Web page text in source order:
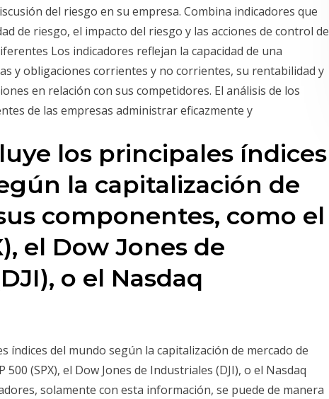
del riesgo en su empresa. Combina indicadores que
de riesgo, el impacto del riesgo y las acciones de control de
Los indicadores reflejan la capacidad de una
y obligaciones corrientes y no corrientes, su rentabilidad y
en relación con sus competidores. El análisis de los
de las empresas administrar eficazmente y
los principales índices
la capitalización de
componentes, como el
el Dow Jones de
o el Nasdaq
índices del mundo según la capitalización de mercado de
(SPX), el Dow Jones de Industriales (DJI), o el Nasdaq
solamente con esta información, se puede de manera